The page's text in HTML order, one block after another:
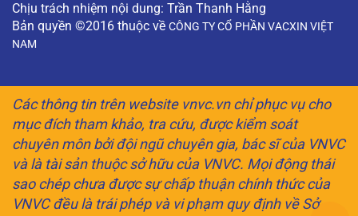
Chịu trách nhiệm nội dung: Trần Thanh Hằng
Bản quyền ©2016 thuộc về CÔNG TY CỔ PHẦN VACXIN VIỆT
NAM
Các thông tin trên website vnvc.vn chỉ phục vụ cho
mục đích tham khảo, tra cứu, được kiểm soát
chuyên môn bởi đội ngũ chuyên gia, bác sĩ của VNVC
và là tài sản thuộc sở hữu của VNVC. Mọi động thái
sao chép chưa được sự chấp thuận chính thức của
VNVC đều là trái phép và vi phạm quy định về Sở